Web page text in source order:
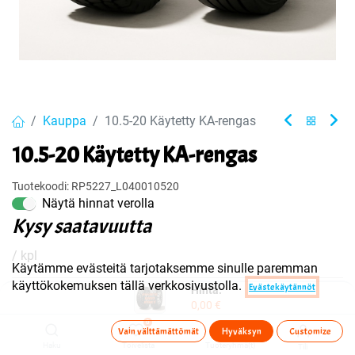
Hinta:
0,00 €
0
Toivelista Tuoteryhmä(t)
Kauppa 10.5-20 Käytetty KA-rengas
10.5-20 Käytetty KA-rengas
Tuotekoodi: RP5227_L040010520
Näytä hinnat verolla
Kysy saatavuutta
/ kpl
Käytämme evästeitä tarjotaksemme sinulle paremman
käyttökokemuksen tällä verkkosivustolla.
Evästekäytännöt
Vain välttämättömät Hyväksyn Customize